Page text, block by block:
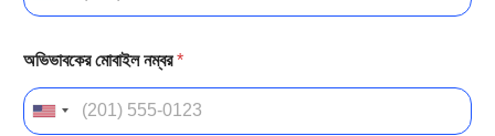
অভিভাবকের মোবাইল নম্বর*